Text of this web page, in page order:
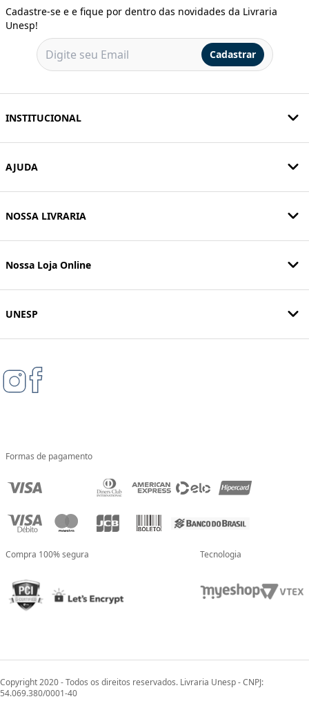
Cadastre-se e e fique por dentro das novidades da Livraria
Unesp!
Cadastrar
INSTITUCIONAL
AJUDA
NOSSA LIVRARIA
Nossa Loja Online
UNESP
Formas de pagamento
Compra 100% segura Tecnologia
Copyright 2020 - Todos os direitos reservados. Livraria Unesp - CNPJ:
54.069.380/0001-40